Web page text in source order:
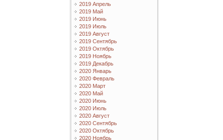
2019 Апрель
2019 Май
2019 Июнь
2019 Июль
2019 Август
2019 Сентябрь
2019 Октябрь
2019 Ноябрь
2019 Декабрь
2020 Январь
2020 Февраль
2020 Март
2020 Май
2020 Июнь
2020 Июль
2020 Август
2020 Сентябрь
2020 Октябрь
2020 Ноябрь